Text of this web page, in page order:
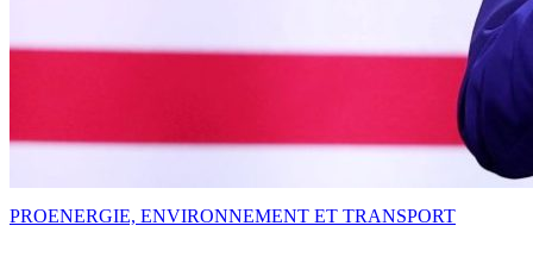
PROENERGIE, ENVIRONNEMENT ET TRANSPORT